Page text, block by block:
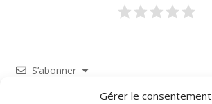
Gérer le consentement
S’abonner